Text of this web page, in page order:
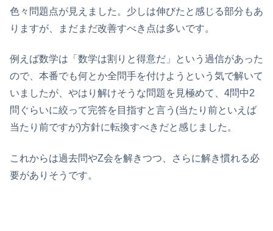
色々問題点が見えました。少しは伸びたと感じる部分もあ
りますが、まだまだ改善すべき点は多いです。
例えば数学は「数学は割りと得意だ」という過信があった
ので、本番でも何とか全問手を付けようという気で解いて
いましたが、やはり解けそうな問題を見極めて、4問中2
問ぐらいに絞って完答を目指すと言う(当たり前といえば
当たり前ですが)方針に転換すべきだと感じました。
これからは過去問やZ会を解きつつ、さらに解き慣れる必
要がありそうです。